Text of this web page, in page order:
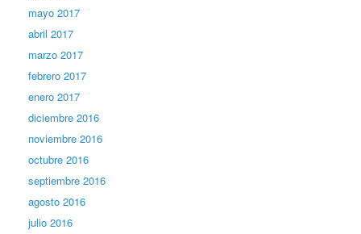
mayo 2017
abril 2017
marzo 2017
febrero 2017
enero 2017
diciembre 2016
noviembre 2016
octubre 2016
septiembre 2016
agosto 2016
julio 2016